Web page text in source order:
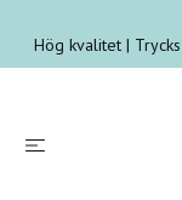
Hög kvalitet |